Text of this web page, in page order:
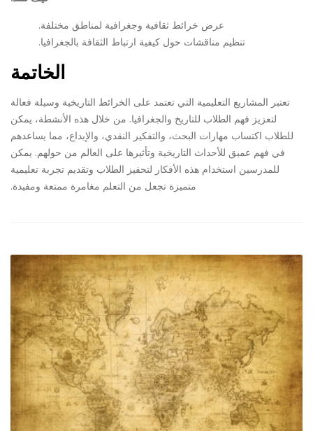
عرض خرائط ثقافية وجغرافية لمناطق مختلفة.
تنظيم مناقشات حول كيفية ارتباط الثقافة بالجغرافيا.
الخاتمة
تعتبر المشاريع التعليمية التي تعتمد على الخرائط التاريخية وسيلة فعالة
لتعزيز فهم الطلاب للتاريخ والجغرافيا. من خلال هذه الأنشطة، يمكن
للطلاب اكتساب مهارات البحث، والتفكير النقدي، والإبداع، مما يساعدهم
في فهم عميق للأحداث التاريخية وتأثيرها على العالم من حولهم. يمكن
للمدرسين استخدام هذه الأفكار لتحفيز الطلاب وتقديم تجربة تعليمية
متميزة تجعل من التعلم مغامرة ممتعة ومفيدة.